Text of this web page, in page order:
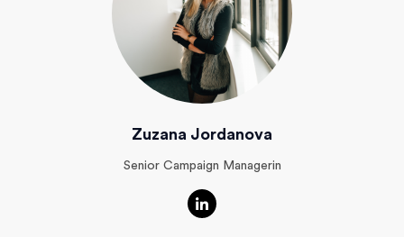
Zuzana Jordanova
Senior Campaign Managerin